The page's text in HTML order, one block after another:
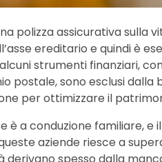
polizza assicurativa sulla
ereditario e quindi è
strumenti finanziari,
postale, sono esclusi dalla
per ottimizzare il
è a conduzione familiare,
aziende riesce a
derivano spesso dalla